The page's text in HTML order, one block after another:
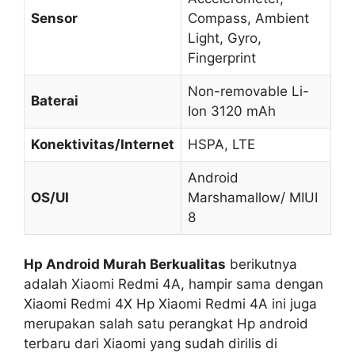
Sensor
Compass, Ambient
Light, Gyro,
Fingerprint
Baterai
Non-removable Li-
Ion 3120 mAh
Konektivitas/Internet HSPA, LTE
OS/UI
Android
Marshamallow/ MIUI
8
Hp Android Murah Berkualitas berikutnya
adalah Xiaomi Redmi 4A, hampir sama dengan
Xiaomi Redmi 4X Hp Xiaomi Redmi 4A ini juga
merupakan salah satu perangkat Hp android
terbaru dari Xiaomi yang sudah dirilis di